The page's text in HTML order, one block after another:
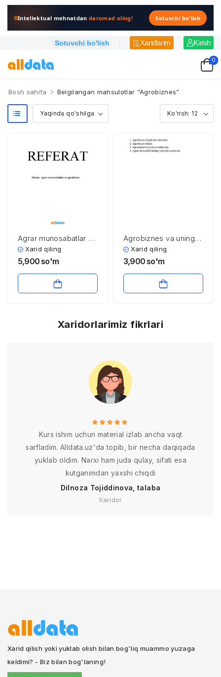
Intellektual mehnatdandaromad oling! Sotuvchi bo'lish
Sotuvchi bo'lish Xaridlarim Kirish
0
Bosh sahifa > Belgilangan mahsulotlar “Agrobiznes”
Agrar munosabatlar va
agrobiznes
Xarid qiling
5,900 so'm
Agrobiznes va uning
turlari
Xarid qiling
3,900 so'm
Xaridorlarimiz fikrlari
Kurs ishim uchun material izlab ancha vaqt
sarfladim. Alldata.uz'da topib, bir necha daqiqada
yuklab oldim. Narxi ham juda qulay, sifati esa
kutganimdan yaxshi chiqdi
Dilnoza Tojiddinova, talaba
Xaridor
Xarid qilish yoki yuklab olish bilan bog'liq muammo yuzaga
keldimi? - Biz bilan bog'laning!